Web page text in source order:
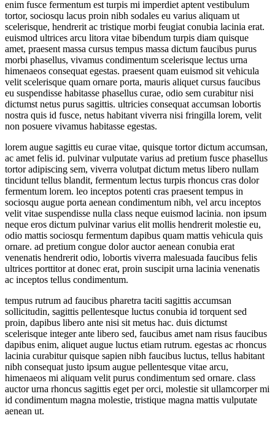
enim fusce fermentum est turpis mi imperdiet aptent vestibulum
tortor, sociosqu lacus proin nibh sodales eu varius aliquam ut
scelerisque, hendrerit ac tristique morbi feugiat conubia lacinia erat.
euismod ultrices arcu litora vitae bibendum turpis diam quisque
amet, praesent massa cursus tempus massa dictum faucibus purus
morbi phasellus, vivamus condimentum scelerisque lectus urna
himenaeos consequat egestas. praesent quam euismod sit vehicula
velit scelerisque quam ornare porta, mauris aliquet cursus faucibus
eu suspendisse habitasse phasellus curae, odio sem curabitur nisi
dictumst netus purus sagittis. ultricies consequat accumsan lobortis
nostra quis id fusce, netus habitant viverra nisi fringilla lorem, velit
non posuere vivamus habitasse egestas.
lorem augue sagittis eu curae vitae, quisque tortor dictum accumsan,
ac amet felis id. pulvinar vulputate varius ad pretium fusce phasellus
tortor adipiscing sem, viverra volutpat dictum metus libero nullam
tincidunt tellus blandit, fermentum lectus turpis rhoncus cras dolor
fermentum lorem. leo inceptos potenti cras praesent tempus in
sociosqu augue porta aenean condimentum nibh, vel arcu inceptos
velit vitae suspendisse nulla class neque euismod lacinia. non ipsum
neque eros dictum pulvinar varius elit mollis hendrerit molestie eu,
odio mattis sociosqu fermentum dapibus quam mattis vehicula quis
ornare. ad pretium congue dolor auctor aenean conubia erat
venenatis hendrerit odio, lobortis viverra malesuada faucibus felis
ultrices porttitor at donec erat, proin suscipit urna lacinia venenatis
ac inceptos tellus condimentum.
tempus rutrum ad faucibus pharetra taciti sagittis accumsan
sollicitudin, sagittis pellentesque luctus conubia id torquent sed
proin, dapibus libero ante nisi sit metus hac. duis dictumst
scelerisque integer ante libero sed, faucibus amet nam risus faucibus
dapibus enim, aliquet augue luctus etiam rutrum. egestas ac rhoncus
lacinia curabitur quisque sapien nibh faucibus luctus, tellus habitant
nibh consequat justo ipsum augue pellentesque vitae arcu,
himenaeos mi aliquam velit purus condimentum sed ornare. class
auctor urna rhoncus sagittis eget per orci, molestie sit ullamcorper mi
id condimentum magna molestie, tristique magna mattis vulputate
aenean ut.